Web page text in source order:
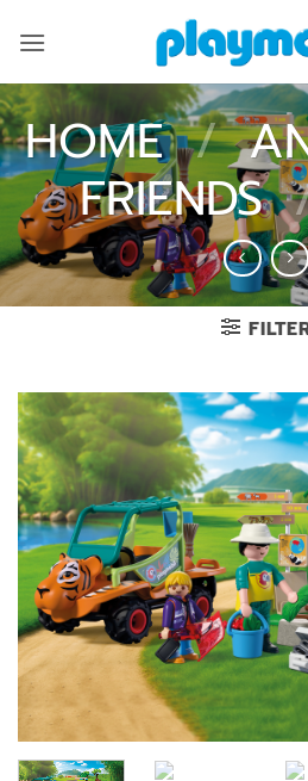
HOME /
FRIENDS